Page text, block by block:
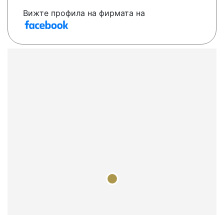
Вижте профила на фирмата на